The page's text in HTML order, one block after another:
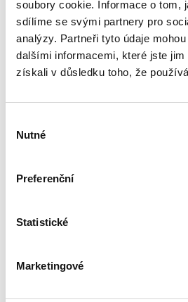
soubory cookie. Informace o tom,
sdílíme se svými partnery pro
analýzy. Partneři tyto údaje
dalšími informacemi, které jste
získali v důsledku toho, že
souhlasu
Nutné
Preferenční
Statistické
Marketingové
ryzí teorii, v knize čtenář
řešení...
Předkládaná kniha není